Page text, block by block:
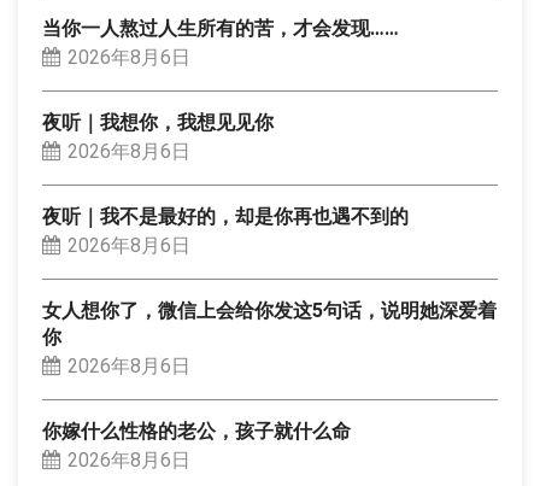
当你一人熬过人生所有的苦，才会发现……
2026年8月6日
夜听｜我想你，我想见见你
2026年8月6日
夜听｜我不是最好的，却是你再也遇不到的
2026年8月6日
女人想你了，微信上会给你发这5句话，说明她深爱着
你
2026年8月6日
你嫁什么性格的老公，孩子就什么命
2026年8月6日